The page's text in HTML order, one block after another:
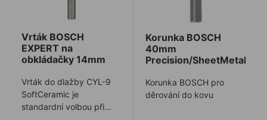
Vrták BOSCH
EXPERT na
obkládačky 14mm
Vrták do dlažby CYL-9
SoftCeramic je
standardní volbou při
Korunka BOSCH
40mm
Precision/SheetMetal
Korunka BOSCH pro
děrování do kovu